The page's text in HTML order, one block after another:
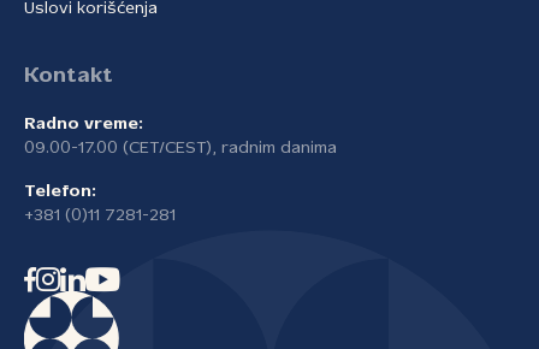
Uslovi korišćenja
Kontakt
Radno vreme:
09.00-17.00 (CET/CEST), radnim danima
Telefon:
+381 (0)11 7281-281